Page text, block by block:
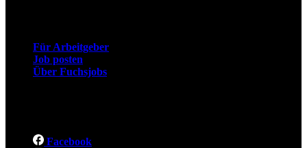
Für Arbeitgeber
Job posten
Über Fuchsjobs
Facebook